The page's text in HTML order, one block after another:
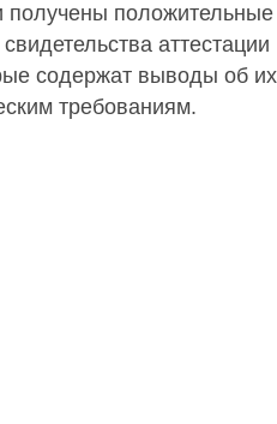
положительные
аттестации
содержат выводы об их
требованиям.